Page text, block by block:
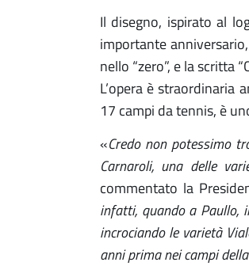
Il disegno, ispirato al
importante
nello “zero”, e la scritta
L’opera è straordinaria
17 campi da tennis, è
«Credo non potessimo
Carnaroli, una delle
commentato la
infatti, quando a Paullo,
incrociando le varietà
anni prima nei campi